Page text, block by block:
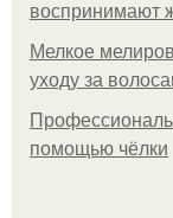
воспринимают
Мелкое
уходу за
помощью чёлки